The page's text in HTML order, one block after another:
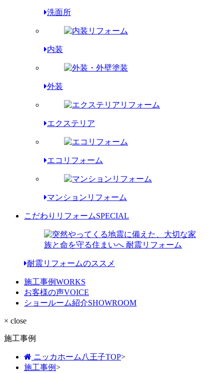
洗面所
内装
外装
エクステリア
エコリフォーム
マンションリフォーム
こだわりリフォームSPECIAL
耐震リフォームのススメ
施工事例WORKS
お客様の声VOICE
ショールーム紹介SHOWROOM
× close
施工事例
ニッカホーム八王子TOP>
施工事例>